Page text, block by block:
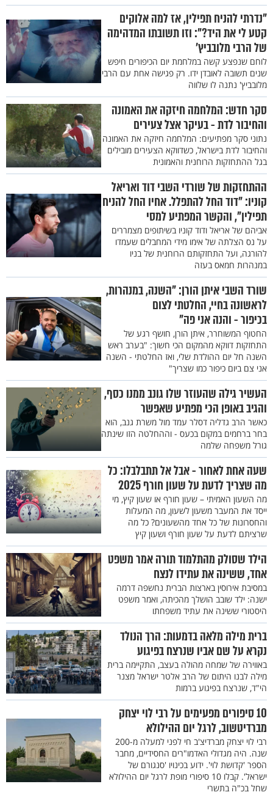
"נדרתי להניח תפילין, אז למה אלוקים
קטע לי את היד?": וזו תשובתו המדהימה
של הרבי מלובביץ’
לוחם שנפצע קשה במלחמת יום הכיפורים חיפש
שנים תשובה לאובדן ידו. רק פגישה אחת עם הרבי
מלובביץ' נתנה לו שלווה
סקר חדש: המלחמה חיזקה את האמונה
והחיבור לדת - בעיקר אצל צעירים
נתוני סקר מפתיעים: המלחמה חיזקה את האמונה
והחיבור לדת בישראל, כשדווקא הצעירים מובילים
בגל ההתחזקות הרוחנית והאמונית
ההתחזקות של שורדי השבי דוד ואריאל
קוניו: "דוד החל להתפלל. אחיו החל להניח
תפילין", והקשר המפתיע למסי
אביהם של אריאל ודוד קוניו בשיתופים מצמררים
על נס הצלתה של אימו מידי המחבלים שעמדו
להורגה, ועל התחזקותם הרוחנית של בניו
במנהרות חמאס בעזה
שורד השבי איתן הורן: "השנה, במנהרות,
לראשונה בחיי, החלטתי לצום
בכיפור - והנה אני פה"
החטוף המשוחרר, איתן הורן, חושף רגע של
התחזקות דווקא מהמקום הכי חשוך: "בערב ראש
השנה חל יום ההולדת שלי, ואז החלטתי - השנה
אני צם ביום כיפור כמו שצריך"
העשיר גילה שהעוזר שלו גונב ממנו כסף,
והגיב באופן הכי מפתיע שאפשר
כאשר הרב גדליה דסלר עמד מול משרת גנב, הוא
בחר ברחמים במקום בכעס - וההחלטה הזו שינתה
גורל משפחה שלמה
שעה אחת לאחור - אבל אל תתבלבלו: כל
מה שצריך לדעת על שעון חורף 2025
מה השעון האמיתי – שעון חורף או שעון קיץ, מי
ייסד את המעבר משעון לשעון, מה המעלות
והחסרונות של כל אחד מהשעונים? כל מה
שרציתם לדעת על שעון חורף ושעון קיץ
הילד שסולק מהתלמוד תורה אמר משפט
אחד, ששינה את עתידו לנצח
במסיבת אירוסין בארצות הברית נחשפה דרמה
ישנה: ילד שובב הושלך מהכיתה, ואמר משפט
היסטורי ששינה את עתיד משפחתו
ברית מילה מלאה בדמעות: הרך הנולד
נקרא על שם אביו שנרצח בפיגוע
באווירה של שמחה מהולה בעצב, התקיימה ברית
מילה לבנו היתום של הרב אלטר ישראל מצנר
הי"ד, שנרצח בפיגוע ברמות
10 סיפורים מפעימים על רבי לוי יצחק
מברדיטשוב, לרגל יום ההילולא
רבי לוי יצחק מברדיצ'ב חי לפני למעלה מ-200
שנה. היה מגדולי האדמו"רים החסידיים, מחבר
הספר 'קדושת לוי'. ידוע בכינויו 'סנגורם של
ישראל'. קבלו 10 סיפורי מופת לרגל יום ההילולא
שחל בכ"ה בתשרי